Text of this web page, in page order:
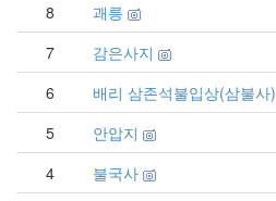
8
괘릉
7
감은사지
6
배리 삼존석불입상(삼불사)
5
안압지
4
불국사